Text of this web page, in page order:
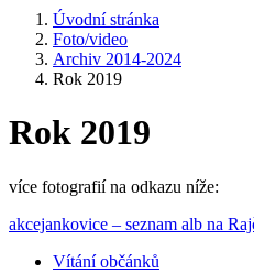
Úvodní stránka
Foto/video
Archiv 2014-2024
Rok 2019
Rok 2019
více fotografií na odkazu níže:
akcejankovice – seznam alb na
Vítání občánků